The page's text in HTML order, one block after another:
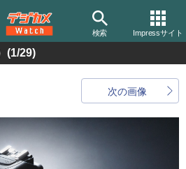
検索 Impressサイト
(1/29)
次の画像